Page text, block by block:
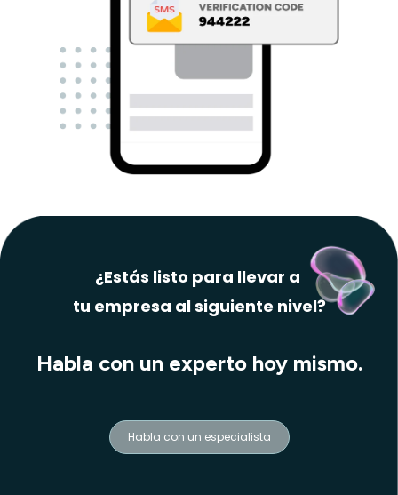
¿Estás listo para llevar a
tu empresa al siguiente nivel?
Habla con un experto hoy mismo.
Habla con un especialista